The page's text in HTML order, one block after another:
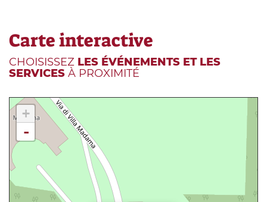
Carte interactive
CHOISISSEZ LES ÉVÉNEMENTS ET LES
SERVICES À PROXIMITÉ
+
-